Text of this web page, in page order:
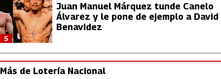
Juan Manuel Márquez tunde Canelo
Álvarez y le pone de ejemplo a David
Benavidez
5
Más de Lotería Nacional